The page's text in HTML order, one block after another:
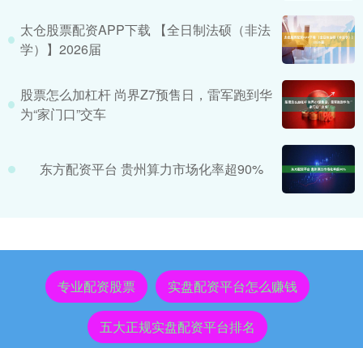
太仓股票配资APP下载 【全日制法硕（非法
学）】2026届
股票怎么加杠杆 尚界Z7预售日，雷军跑到华
为“家门口”交车
东方配资平台 贵州算力市场化率超90%
专业配资股票 实盘配资平台怎么赚钱
五大正规实盘配资平台排名